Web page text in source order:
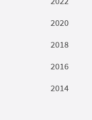
2020
2018
2016
2014